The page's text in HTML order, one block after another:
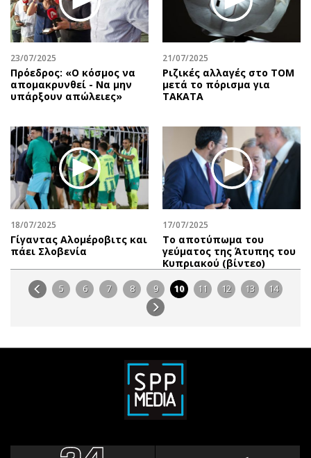
23/07/2025
Πρόεδρος: «Ο κόσμος να
απομακρυνθεί - Να μην
υπάρξουν απώλειες»
21/07/2025
Ριζικές αλλαγές στο ΤΟΜ
μετά το πόρισμα για
TAKATA
18/07/2025
Γίγαντας Αλομέροβιτς και
πάει Σλοβενία
17/07/2025
Το αποτύπωμα του
γεύματος της Άτυπης του
Κυπριακού (βίντεο)
5 6 7 8 9 10 11 12 13 14